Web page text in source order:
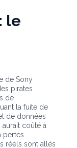
le
de Sony
pirates
de
la fuite de
de données
coûté à
pertes
réels sont allés